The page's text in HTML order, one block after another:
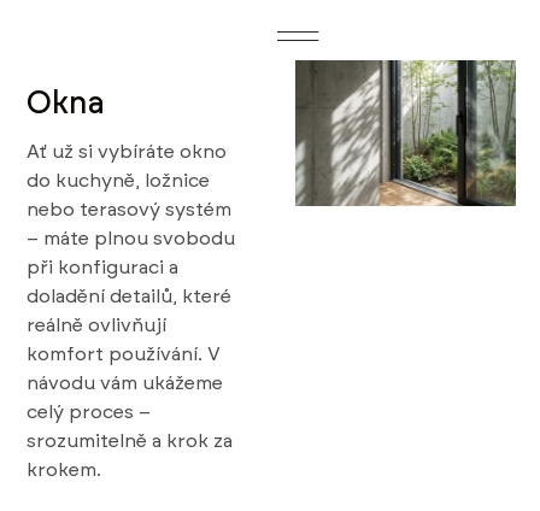
Okna
Ať už si vybíráte okno
do kuchyně, ložnice
nebo terasový systém
– máte plnou svobodu
při konfiguraci a
doladění detailů, které
reálně ovlivňují
komfort používání. V
návodu vám ukážeme
celý proces –
srozumitelně a krok za
krokem.